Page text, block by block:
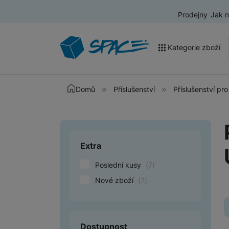
Prodejny Jak
Kategorie zboží
Akce a výprodej
Televize
Audio
Domácí spotřebiče
Domů Příslušenství Příslušenství
Upřesnit
Extra
Poslední kusy (7)
Nové zboží (7)
Dostupnost